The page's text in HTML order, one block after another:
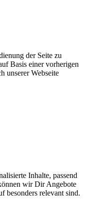
der Seite zu
Basis einer vorherigen
unserer Webseite
Inhalte, passend
wir Dir Angebote
besonders relevant sind.